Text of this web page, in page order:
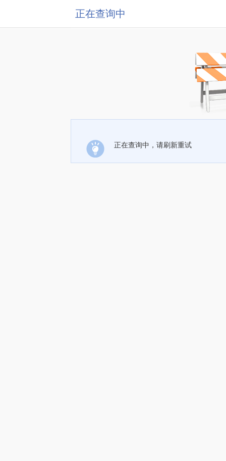
正在查询中
正在查询中，请刷新重试